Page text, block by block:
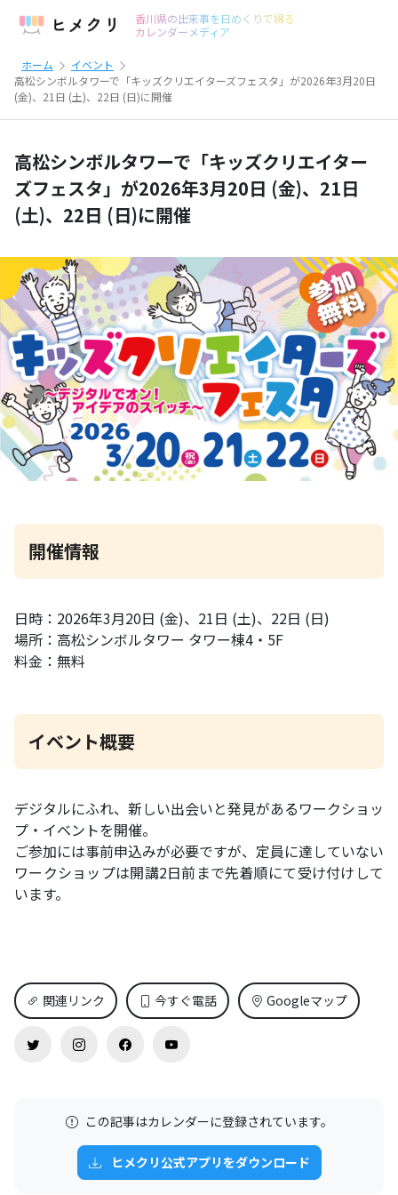
香川県の出来事を日めくりで綴る
カレンダーメディア
ホーム
イベント
高松シンボルタワーで「キッズクリエイターズフェスタ」が2026年3月20日
(金)、21日 (土)、22日 (日)に開催
高松シンボルタワーで「キッズクリエイター
ズフェスタ」が2026年3月20日 (金)、21日
(土)、22日 (日)に開催
開催情報
日時：2026年3月20日 (金)、21日 (土)、22日 (日)
場所：高松シンボルタワー タワー棟4・5F
料金：無料
イベント概要
デジタルにふれ、新しい出会いと発見があるワークショッ
プ・イベントを開催。
ご参加には事前申込みが必要ですが、定員に達していない
ワークショップは開講2日前まで先着順にて受け付けして
います。
関連リンク 今すぐ電話 Googleマップ
この記事はカレンダーに登録されています。
ヒメクリ公式アプリをダウンロード